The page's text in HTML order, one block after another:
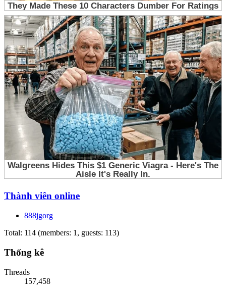
Thành viên online
888jgorg
Total: 114 (members: 1, guests: 113)
Thống kê
Threads
157,458